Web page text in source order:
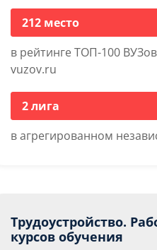
212 место
в рейтинге ТОП-100
vuzov.ru
2 лига
в агрегированном
Трудоустройство.
курсов обучения